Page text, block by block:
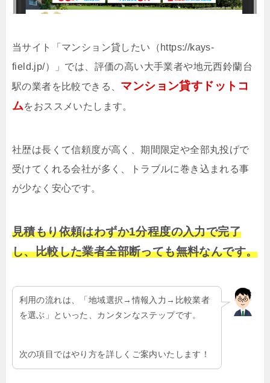
当サイト「マンション貸したい（https://kays-
field.jp/）」では、評価の高い大手業者や地元西鈴蘭台
駅の業者を比較できる、 マンション貸すドットコ
ムをおススメいたします。
社歴は長くて信頼度が高く、期間限定や全部丸投げで
受けてくれる会社が多く、トラブルに巻き込まれる事
が少なく安心です。
見積もり依頼はわずか1分程度の入力で完了
し、比較した業者全部断っても無料なんです。
利用の流れは、「地域選択→情報入力→比較業者
を選ぶ」といった、カンタンなステップです。
次の項目ではやり方を詳しくご案内いたします！